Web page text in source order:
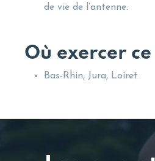
de vie de l’antenne.
Où exercer
Bas-Rhin, Jura, Loiret